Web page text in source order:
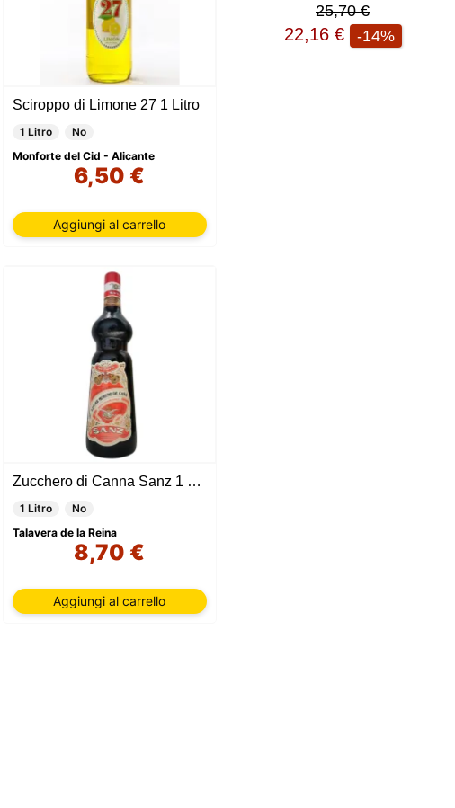
Sciroppo di Limone 27 1 Litro
1 Litro
No
Monforte del Cid - Alicante
6,50 €
Aggiungi al carrello
Zucchero di Canna Sanz 1 Litro
1 Litro
No
Talavera de la Reina
8,70 €
Aggiungi al carrello
25,70 €
22,16 € -14%
scrivere